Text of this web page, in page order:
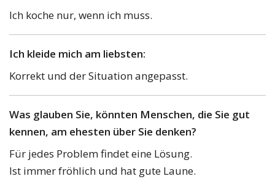
Ich koche nur, wenn ich muss.
Ich kleide mich am liebsten:
Korrekt und der Situation angepasst.
Was glauben Sie, könnten Menschen, die Sie gut
kennen, am ehesten über Sie denken?
Für jedes Problem findet eine Lösung.
Ist immer fröhlich und hat gute Laune.